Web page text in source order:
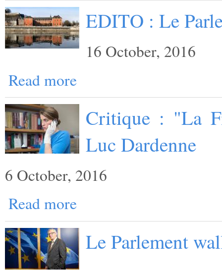
EDITO : Le
16 October, 2016
Read more
Critique : "La
Luc Dardenne
6 October, 2016
Read more
Le Parlement